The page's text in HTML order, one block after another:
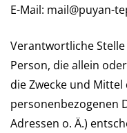
E-Mail: mail@puyan-
Verantwortliche
Person, die allein
die Zwecke und
personenbezogenen
Adressen o. Ä.)